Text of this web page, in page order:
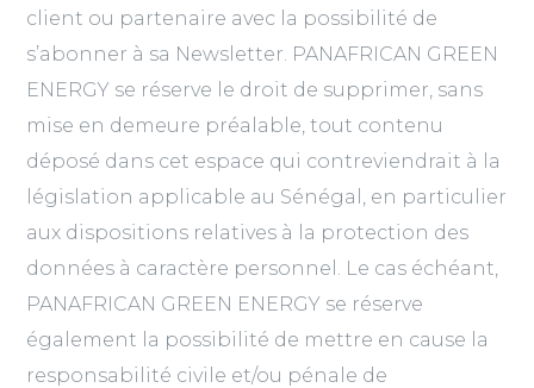
client ou partenaire avec la possibilité de
s’abonner à sa Newsletter. PANAFRICAN GREEN
ENERGY se réserve le droit de supprimer, sans
mise en demeure préalable, tout contenu
déposé dans cet espace qui contreviendrait à la
législation applicable au Sénégal, en particulier
aux dispositions relatives à la protection des
données à caractère personnel. Le cas échéant,
PANAFRICAN GREEN ENERGY se réserve
également la possibilité de mettre en cause la
responsabilité civile et/ou pénale de